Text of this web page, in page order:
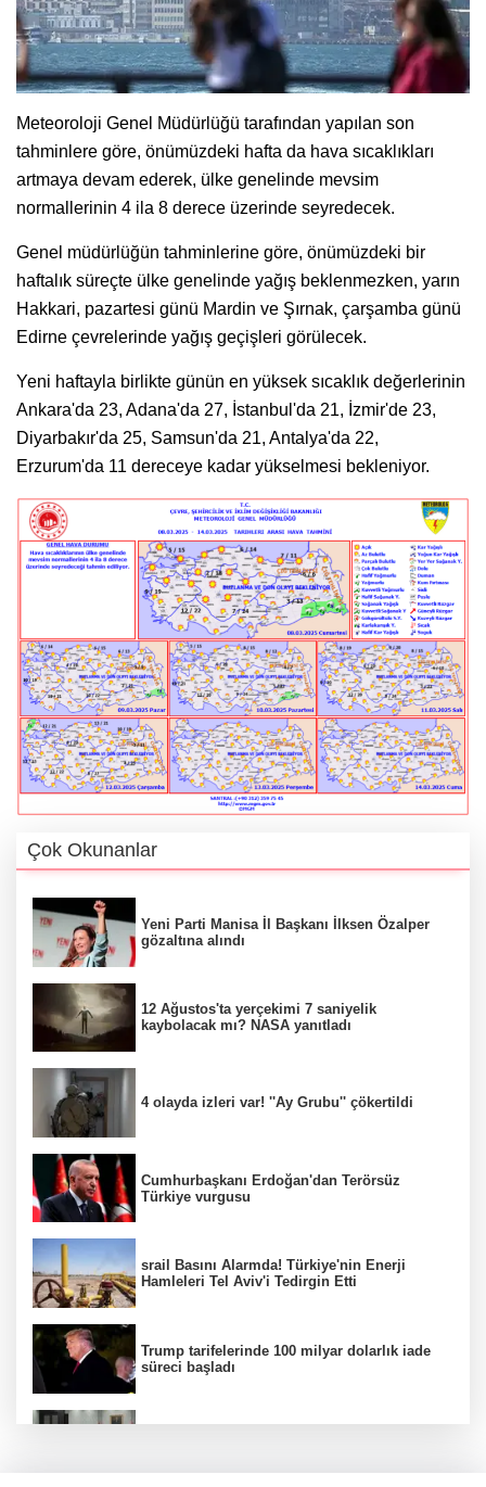
Meteoroloji Genel Müdürlüğü tarafından yapılan son
tahminlere göre, önümüzdeki hafta da hava sıcaklıkları
artmaya devam ederek, ülke genelinde mevsim
normallerinin 4 ila 8 derece üzerinde seyredecek.
Genel müdürlüğün tahminlerine göre, önümüzdeki bir
haftalık süreçte ülke genelinde yağış beklenmezken, yarın
Hakkari, pazartesi günü Mardin ve Şırnak, çarşamba günü
Edirne çevrelerinde yağış geçişleri görülecek.
Yeni haftayla birlikte günün en yüksek sıcaklık değerlerinin
Ankara'da 23, Adana'da 27, İstanbul'da 21, İzmir'de 23,
Diyarbakır'da 25, Samsun'da 21, Antalya'da 22,
Erzurum'da 11 dereceye kadar yükselmesi bekleniyor.
Çok Okunanlar
Yeni Parti Manisa İl Başkanı İlksen Özalper
gözaltına alındı
12 Ağustos'ta yerçekimi 7 saniyelik
kaybolacak mı? NASA yanıtladı
4 olayda izleri var! ''Ay Grubu'' çökertildi
Cumhurbaşkanı Erdoğan'dan Terörsüz
Türkiye vurgusu
srail Basını Alarmda! Türkiye'nin Enerji
Hamleleri Tel Aviv'i Tedirgin Etti
Trump tarifelerinde 100 milyar dolarlık iade
süreci başladı